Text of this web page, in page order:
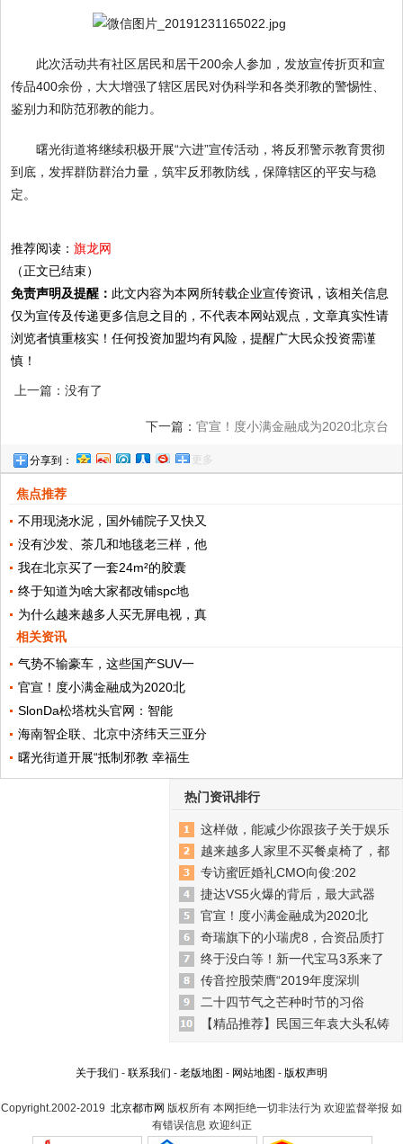
此次活动共有社区居民和居干200余人参加，发放宣传折页和宣
传品400余份，大大增强了辖区居民对伪科学和各类邪教的警惕性、
鉴别力和防范邪教的能力。
曙光街道将继续积极开展“六进”宣传活动，将反邪警示教育贯彻
到底，发挥群防群治力量，筑牢反邪教防线，保障辖区的平安与稳
定。
推荐阅读：旗龙网
（正文已结束）
免责声明及提醒： 此文内容为本网所转载企业宣传资讯，该相关信息
仅为宣传及传递更多信息之目的，不代表本网站观点，文章真实性请
浏览者慎重核实！任何投资加盟均有风险，提醒广大民众投资需谨
慎！
上一篇：没有了
下一篇： 官宣！度小满金融成为2020北京台
分享到： 更多
焦点推荐
不用现浇水泥，国外铺院子又快又
没有沙发、茶几和地毯老三样，他
我在北京买了一套24m²的胶囊
终于知道为啥大家都改铺spc地
为什么越来越多人买无屏电视，真
相关资讯
气势不输豪车，这些国产SUV一
官宣！度小满金融成为2020北
SlonDa松塔枕头官网：智能
海南智企联、北京中济纬天三亚分
曙光街道开展“抵制邪教 幸福生
热门资讯排行
这样做，能减少你跟孩子关于娱乐
越来越多人家里不买餐桌椅了，都
专访蜜匠婚礼CMO向俊:202
捷达VS5火爆的背后，最大武器
官宣！度小满金融成为2020北
奇瑞旗下的小瑞虎8，合资品质打
终于没白等！新一代宝马3系来了
传音控股荣膺“2019年度深圳
二十四节气之芒种时节的习俗
【精品推荐】民国三年袁大头私铸
关于我们 - 联系我们 - 老版地图 - 网站地图 - 版权声明
Copyright.2002-2019 北京都市网 版权所有 本网拒绝一切非法行为 欢迎监督举报 如
有错误信息 欢迎纠正